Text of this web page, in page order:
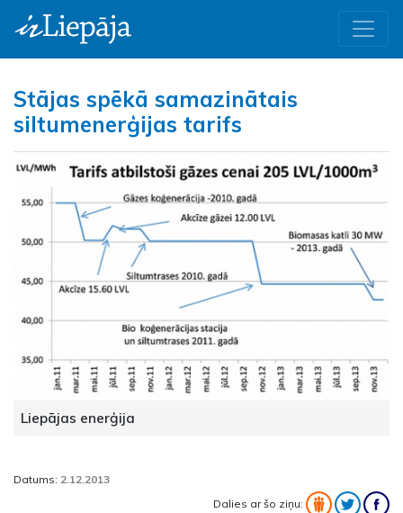
Stājas spēkā samazinātais
siltumenerģijas tarifs
Liepājas enerģija
Datums: 2.12.2013
Dalies ar šo ziņu: